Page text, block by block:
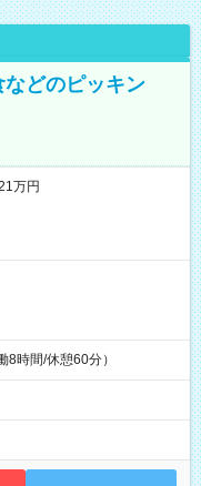
などのピッキン
万円
8時間/休憩60分）